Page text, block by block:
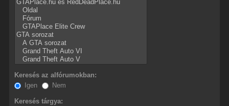
Keresés az alfórumokban:
Igen
Nem
Keresés tárgya: